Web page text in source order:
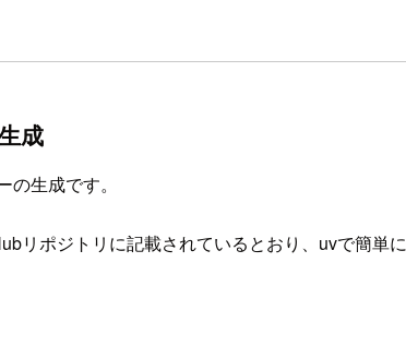
成
生成です。
リポジトリに記載されているとおり、uvで簡単